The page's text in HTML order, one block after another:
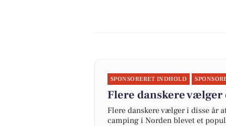
SPONSORERET INDHOLD
Flere danskere
Flere danskere vælger i disse år
camping i Norden blevet et